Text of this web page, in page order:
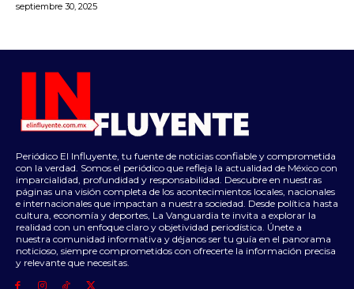
septiembre 30, 2025
Periódico El Influyente, tu fuente de noticias confiable y comprometida
con la verdad. Somos el periódico que refleja la actualidad de México con
imparcialidad, profundidad y responsabilidad. Descubre en nuestras
páginas una visión completa de los acontecimientos locales, nacionales
e internacionales que impactan a nuestra sociedad. Desde política hasta
cultura, economía y deportes, La Vanguardia te invita a explorar la
realidad con un enfoque claro y objetividad periodística. Únete a
nuestra comunidad informativa y déjanos ser tu guía en el panorama
noticioso, siempre comprometidos con ofrecerte la información precisa
y relevante que necesitas.